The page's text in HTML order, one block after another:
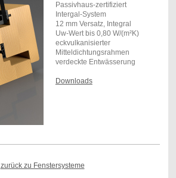
Passivhaus-zertifiziert
Intergal-System
12 mm Versatz, Integral
Uw-Wert bis 0,80 W/(m²K)
eckvulkanisierter
Mitteldichtungsrahmen
verdeckte Entwässerung
Downloads
zurück zu Fenstersysteme